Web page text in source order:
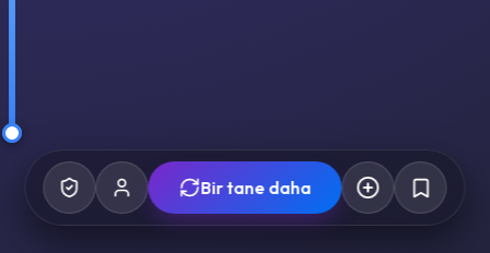
Bir tane daha